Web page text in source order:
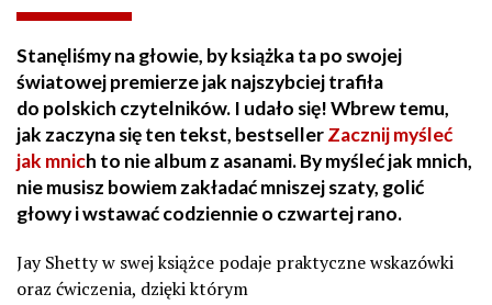
Stanęliśmy na głowie, by książka ta po swojej
światowej premierze jak najszybciej trafiła
do polskich czytelników. I udało się! Wbrew temu,
jak zaczyna się ten tekst, bestsellerZacznij myśleć
jak mnich to nie album z asanami. By myśleć jak mnich,
nie musisz bowiem zakładać mniszej szaty, golić
głowy i wstawać codziennie o czwartej rano.
Jay Shetty w swej książce podaje praktyczne wskazówki
oraz ćwiczenia, dzięki którym